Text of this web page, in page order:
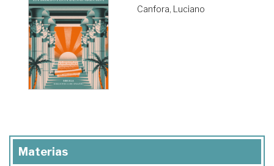
Canfora, Luciano
Materias